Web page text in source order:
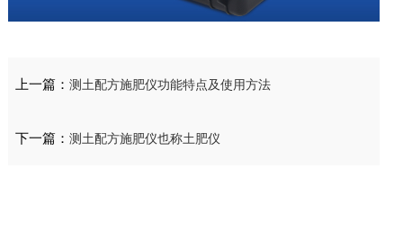
上一篇：测土配方施肥仪功能特点及使用方法
下一篇：测土配方施肥仪也称土肥仪